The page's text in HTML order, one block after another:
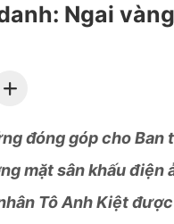
Ngai
đóng góp cho Ban
mặt sân khấu điện
Tô Anh Kiệt